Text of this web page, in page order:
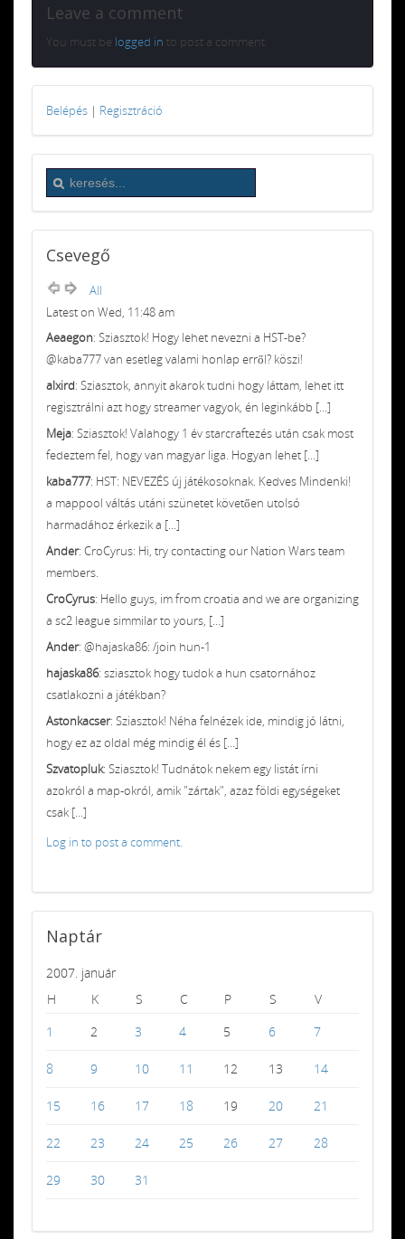
Leave a comment
You must be logged in to post a comment.
Belépés | Regisztráció
Csevegő
All
Latest on Wed, 11:48 am
Aeaegon: Sziasztok! Hogy lehet nevezni a HST-be?
@kaba777 van esetleg valami honlap erről? köszi!
alxird: Sziasztok, annyit akarok tudni hogy láttam, lehet itt
regisztrálni azt hogy streamer vagyok, én leginkább [...]
Meja: Sziasztok! Valahogy 1 év starcraftezés után csak most
fedeztem fel, hogy van magyar liga. Hogyan lehet [...]
kaba777: HST: NEVEZÉS új játékosoknak. Kedves Mindenki!
a mappool váltás utáni szünetet követően utolsó
harmadához érkezik a [...]
Ander: CroCyrus: Hi, try contacting our Nation Wars team
members.
CroCyrus: Hello guys, im from croatia and we are organizing
a sc2 league simmilar to yours, [...]
Ander: @hajaska86: /join hun-1
hajaska86: sziasztok hogy tudok a hun csatornához
csatlakozni a játékban?
Astonkacser: Sziasztok! Néha felnézek ide, mindig jó látni,
hogy ez az oldal még mindig él és [...]
Szvatopluk: Sziasztok! Tudnátok nekem egy listát írni
azokról a map-okról, amik "zártak", azaz földi egységeket
csak [...]
Log in to post a comment.
Naptár
2007. január
H
K S C P S
V
1
2 3 4 5 6 7
8 9 10 11 12 13 14
15 16 17 18 19 20 21
22 23 24 25 26 27 28
29 30 31